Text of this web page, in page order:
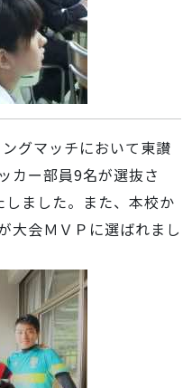
グマッチにおいて東讃
カー部員9名が選抜さ
ました。また、本校か
大会ＭＶＰに選ばれまし